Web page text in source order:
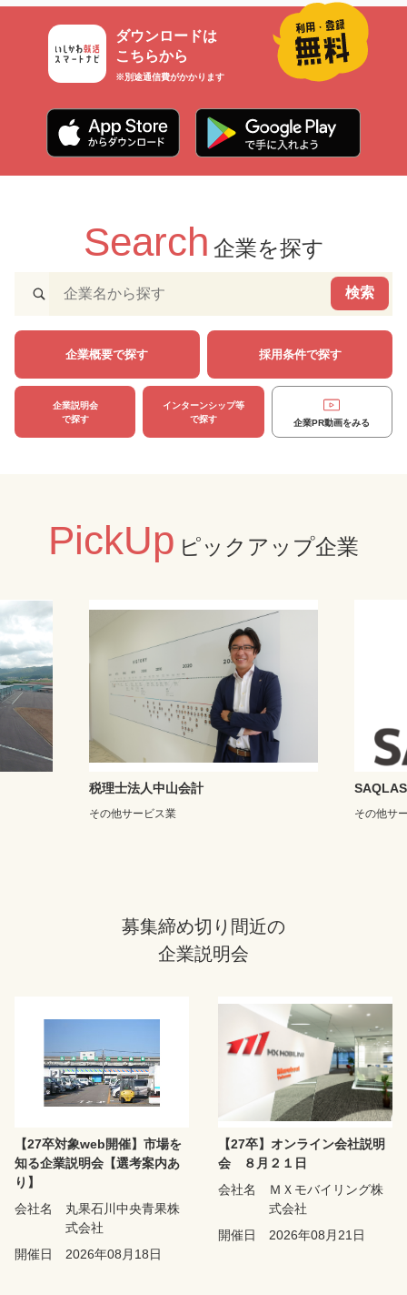
ダウンロードは
こちらから
※別途通信費がかかります
Search 企業を探す
検索
企業概要で探す 採用条件で探す
企業説明会
で探す
インターンシップ等
で探す
企業PR動画をみる
PickUp ピックアップ企業
税理士法人中山会計
その他サービス業 その他サ
募集締め切り間近の
企業説明会
【27卒対象web開催】市場を
知る企業説明会【選考案内あ
り】
会社名
丸果石川中央青果株
式会社
開催日
2026年08月18日
【27卒】オンライン会社説明
会 ８月２１日
会社名
ＭＸモバイリング株
式会社
開催日
2026年08月21日